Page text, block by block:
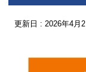
更新日 : 2026年4月2